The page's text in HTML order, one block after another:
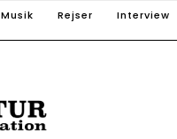
Musik Rejser Interview